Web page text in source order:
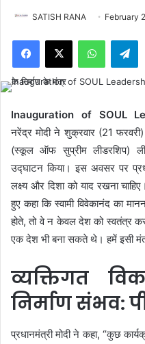
SATISH RANA February
Facebook
X WhatsApp
Inauguration of SOUL
नरेंद्र मोदी ने शुक्रवार (21
(स्कूल ऑफ सुप्रीम लीडरशिप)
उद्घाटन किया। इस अवसर पर
लक्ष्य और दिशा को याद रखना
हुए कहा कि स्वामी विवेकानंद का
होते, तो वे न केवल देश को स्वतंत्र
एक देश भी बना सकते थे। हमें इसी
व्यक्तिगत
निर्माण संभव:
प्रधानमंत्री मोदी ने कहा, “कुछ